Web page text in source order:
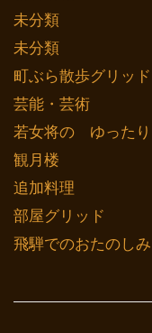
未分類
未分類
町ぶら散歩グリッド
芸能・芸術
若女将の ゆった
観月楼
追加料理
部屋グリッド
飛騨でのおたのしみ